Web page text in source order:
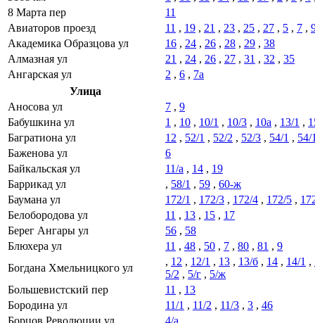
8 Марта пер
11
Авиаторов проезд
11 , 19 , 21 , 23 , 25 , 27 , 5 , 7 ,
Академика Образцова ул
16 , 24 , 26 , 28 , 29 , 38
Алмазная ул
21 , 24 , 26 , 27 , 31 , 32 , 35
Ангарская ул
2 , 6 , 7а
Улица
Аносова ул
7 , 9
Бабушкина ул
1 , 10 , 10/1 , 10/3 , 10а , 13/1 ,
Багратиона ул
12 , 52/1 , 52/2 , 52/3 , 54/1 , 54/
Баженова ул
6
Байкальская ул
11/а , 14 , 19
Баррикад ул
, 58/1 , 59 , 60-ж
Баумана ул
172/1 , 172/3 , 172/4 , 172/5 ,
Белобородова ул
11 , 13 , 15 , 17
Берег Ангары ул
56 , 58
Блюхера ул
11 , 48 , 50 , 7 , 80 , 81 , 9
Богдана Хмельницкого ул
, 12 , 12/1 , 13 , 13/б , 14 , 14/1 ,
5/2 , 5/г , 5/ж
Большевистский пер
11 , 13
Бородина ул
11/1 , 11/2 , 11/3 , 3 , 46
Борцов Революции ул
4/а